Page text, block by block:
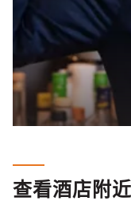
查看酒店附